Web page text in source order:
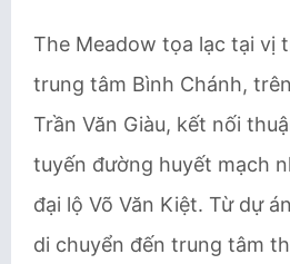
The Meadow tọa lạc tại vị
trung tâm Bình Chánh,
Trần Văn Giàu, kết nối
tuyến đường huyết mạch
đại lộ Võ Văn Kiệt. Từ dự
di chuyển đến trung tâm